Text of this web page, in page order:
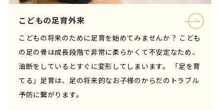
こどもの足育外来
こどもの将来のために足育を始めてみませんか？ こども
の足の骨は成長段階で非常に柔らかくて不安定なため、
油断をしているとすぐに変形してしまいます。 「足を育
てる」足育は、足の将来的なお子様のからだのトラブル
予防に繋がります。